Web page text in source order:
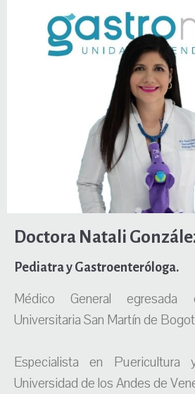
Doctora Natali
Pediatra y Gastroenteróloga.
Médico General
Universitaria San Martín de
Especialista en
Universidad de los Andes de